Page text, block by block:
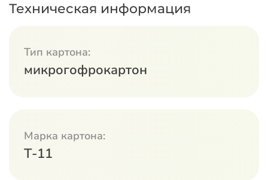
Техническая информация
Тип картона:
микрогофрокартон
Марка картона:
Т-11